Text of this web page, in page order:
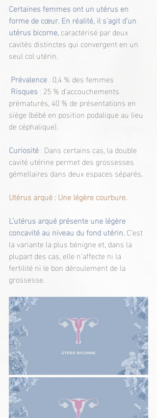
Certaines femmes ont un utérus en
forme de cœur. En réalité, il s’agit d’un
utérus bicorne, caractérisé par deux
cavités distinctes qui convergent en un
seul col utérin.
Prévalence : 0,4 % des femmes
Risques : 25 % d’accouchements
prématurés, 40 % de présentations en
siège (bébé en position podalique au lieu
de céphalique).
Curiosité : Dans certains cas, la double
cavité utérine permet des grossesses
gémellaires dans deux espaces séparés.
Utérus arqué : Une légère courbure.
L’utérus arqué présente une légère
concavité au niveau du fond utérin. C’est
la variante la plus bénigne et, dans la
plupart des cas, elle n’affecte ni la
fertilité ni le bon déroulement de la
grossesse.